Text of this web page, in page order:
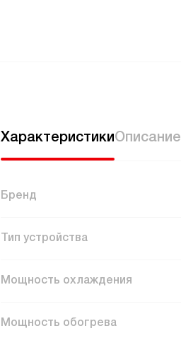
ХарактеристикиОписание
Бренд
Тип устройства
Мощность охлаждения
Мощность обогрева